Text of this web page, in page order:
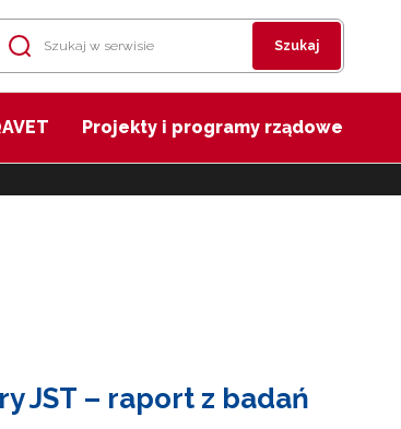
Szukaj
Projekty i programy rządowe
JST – raport z badań